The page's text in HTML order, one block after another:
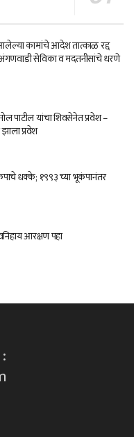
कामांचे आदेश तात्काळ रद्द
सेविका व मदतनीसांचे धरणे
पाटील यांचा शिवसेनेत प्रवेश –
प्रवेश
धक्के; १९९३ च्या भूकंपानंतर
आरक्षण पहा